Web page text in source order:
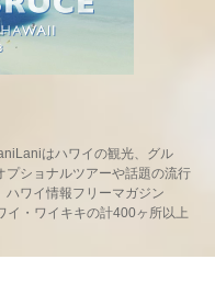
はハワイの観光、グル
プショナルツアーや話題の流行
ハワイ情報フリーマガジン
イ・ワイキキの計400ヶ所以上